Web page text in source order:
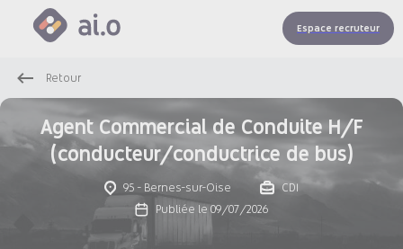
Espace recruteur
Retour
Agent Commercial de Conduite H/F
(conducteur/conductrice de bus)
95 - Bernes-sur-Oise
CDI
Publiée le 09/07/2026